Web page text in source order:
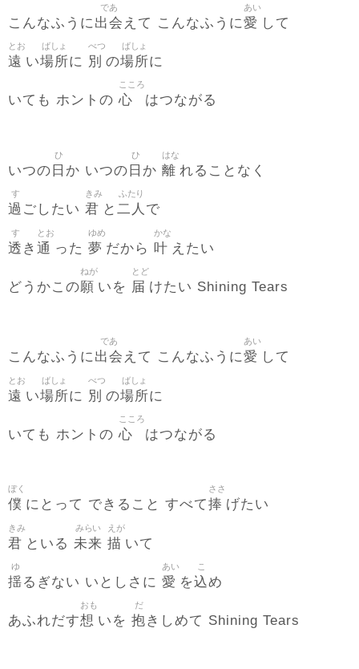
こんなふうに出会
であ
えて こんなふうに愛
あい
して
遠
とお
い場所
ばしょ
に 別
べつ
の場所
ばしょ
に
いても ホントの 心
こころ
はつながる
いつの 日
ひ
か いつの 日
ひ
か 離
はな
れることなく
過
す
ごしたい 君
きみ
と 二人
ふたり
で
透
す
き 通
とお
った 夢
ゆめ
だから 叶
かな
えたい
どうかこの願
ねが
いを 届
とど
けたい Shining Tears
こんなふうに出会
であ
えて こんなふうに愛
あい
して
遠
とお
い場所
ばしょ
に 別
べつ
の場所
ばしょ
に
いても ホントの 心
こころ
はつながる
僕
ぼく
にとって できること すべて捧
ささ
げたい
君
きみ
といる 未来
みらい
描
えが
いて
揺
ゆ
るぎない いとしさに 愛
あい
を込
こ
め
あふれだす想
おも
いを 抱
だ
きしめて Shining Tears